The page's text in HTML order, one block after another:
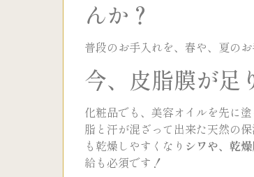
んか？
普段のお手入れを、春や、夏の
今、皮脂膜が足
化粧品でも、美容オイルを先に
脂と汗が混ざって出来た天然の
も乾燥しやすくなり シワや、乾
給も必須です！